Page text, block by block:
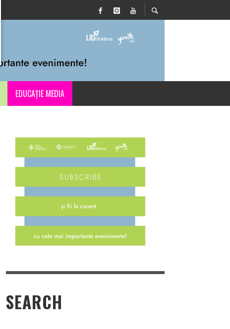
EDUCAȚIE MEDIA
SEARCH